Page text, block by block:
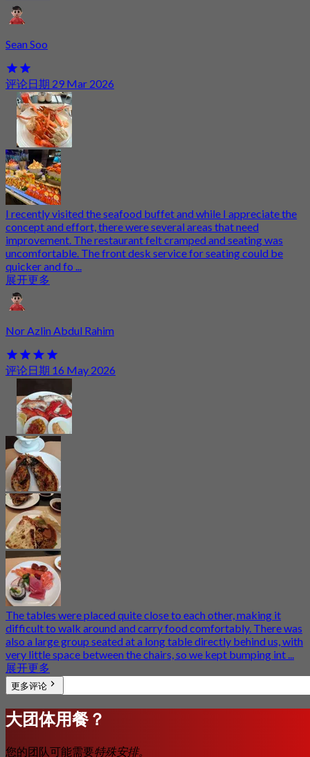
Sean Soo
评论日期 29 Mar 2026
I recently visited the seafood buffet and while I appreciate the
concept and effort, there were several areas that need
improvement. The restaurant felt cramped and seating was
uncomfortable. The front desk service for seating could be
quicker and fo ...
展开更多
Nor Azlin Abdul Rahim
评论日期 16 May 2026
The tables were placed quite close to each other, making it
difficult to walk around and carry food comfortably. There was
also a large group seated at a long table directly behind us, with
very little space between the chairs, so we kept bumping int ...
展开更多
更多评论
大团体用餐？
您的团队可能需要特殊安排。